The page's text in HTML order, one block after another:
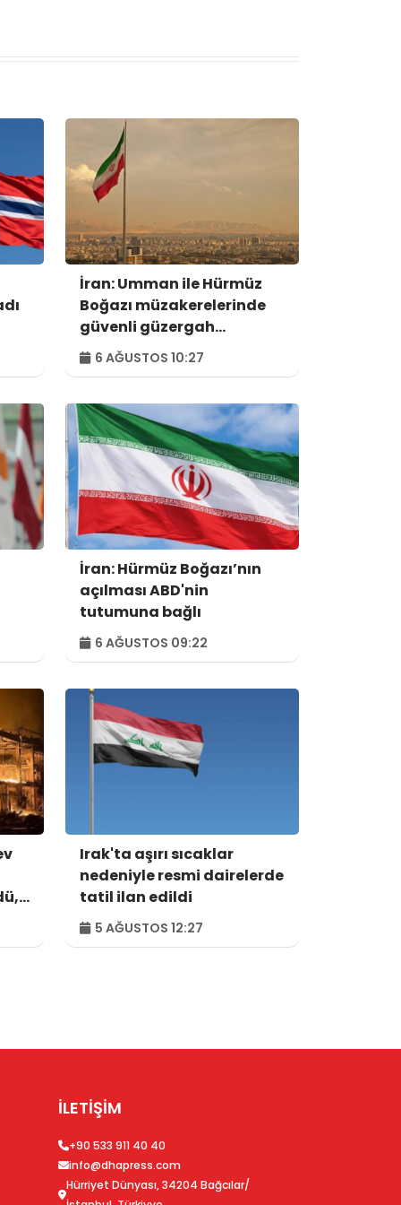
İran: Umman ile Hürmüz
Boğazı müzakerelerinde
güvenli güzergah
konusunda anlaşmaya
vardık
6 AĞUSTOS 10:27
İran: Hürmüz Boğazı’nın
açılması ABD'nin
tutumuna bağlı
6 AĞUSTOS 09:22
Irak'ta aşırı sıcaklar
nedeniyle resmi dairelerde
tatil ilan edildi
5 AĞUSTOS 12:27
İLETİŞİM
+90 533 911 40 40
info@dhapress.com
Hürriyet Dünyası, 34204 Bağcılar/